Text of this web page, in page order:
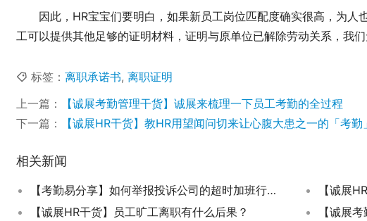
因此，HR宝宝们要明白，如果新员工岗位匹配度确实很高，为
工可以提供其他足够的证明材料，证明与原单位已解除劳动关系，我们
标签： 离职承诺书, 离职证明
上一篇：
【诚展考勤管理干货】诚展来梳理一下员工考勤的全过程
下一篇：
【诚展HR干货】教HR用望闻问切来让心腹大患之一的「考
相关新闻
【考勤易分享】如何举报投诉公司的超时加班行为？
【诚展HR干货】员工旷工离职有什么后果？